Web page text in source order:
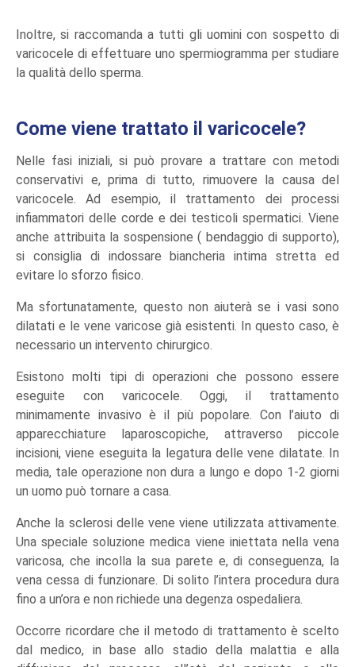
Inoltre, si raccomanda a tutti gli uomini con sospetto di
varicocele di effettuare uno spermiogramma per studiare
la qualità dello sperma.
Come viene trattato il varicocele?
Nelle fasi iniziali, si può provare a trattare con metodi
conservativi e, prima di tutto, rimuovere la causa del
varicocele. Ad esempio, il trattamento dei processi
infiammatori delle corde e dei testicoli spermatici. Viene
anche attribuita la sospensione ( bendaggio di supporto),
si consiglia di indossare biancheria intima stretta ed
evitare lo sforzo fisico.
Ma sfortunatamente, questo non aiuterà se i vasi sono
dilatati e le vene varicose già esistenti. In questo caso, è
necessario un intervento chirurgico.
Esistono molti tipi di operazioni che possono essere
eseguite con varicocele. Oggi, il trattamento
minimamente invasivo è il più popolare. Con l’aiuto di
apparecchiature laparoscopiche, attraverso piccole
incisioni, viene eseguita la legatura delle vene dilatate. In
media, tale operazione non dura a lungo e dopo 1-2 giorni
un uomo può tornare a casa.
Anche la sclerosi delle vene viene utilizzata attivamente.
Una speciale soluzione medica viene iniettata nella vena
varicosa, che incolla la sua parete e, di conseguenza, la
vena cessa di funzionare. Di solito l’intera procedura dura
fino a un’ora e non richiede una degenza ospedaliera.
Occorre ricordare che il metodo di trattamento è scelto
dal medico, in base allo stadio della malattia e alla